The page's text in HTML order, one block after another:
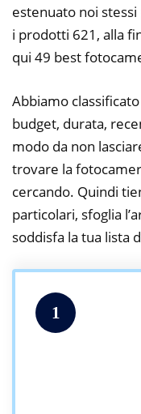
estenuato noi
i prodotti 621, alla
qui 49 best
Abbiamo
budget, durata,
modo da non
trovare la
cercando. Quindi
particolari, sfoglia
soddisfa la tua lista
1